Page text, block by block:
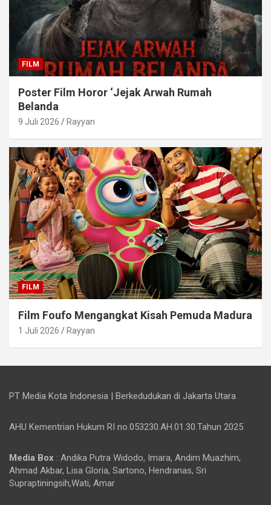
FILM
Poster Film Horor ‘Jejak Arwah Rumah
Belanda
9 Juli 2026 Rayyan
FILM
Film Foufo Mengangkat Kisah Pemuda Madura
1 Juli 2026 Rayyan
PT Media Kota Indonesia | Berkedudukan di Jakarta Utara
AHU Kementrian Hukum RI no.053230.AH.01.30.Tahun 2025
Media Box : Andika Putra Widodo, Imara, Andim Muazhim,
Ahmad Akbar, Lisa Gloria, Sartono, Hendranas, Sri
Supraptiningsih,Wati, Amar